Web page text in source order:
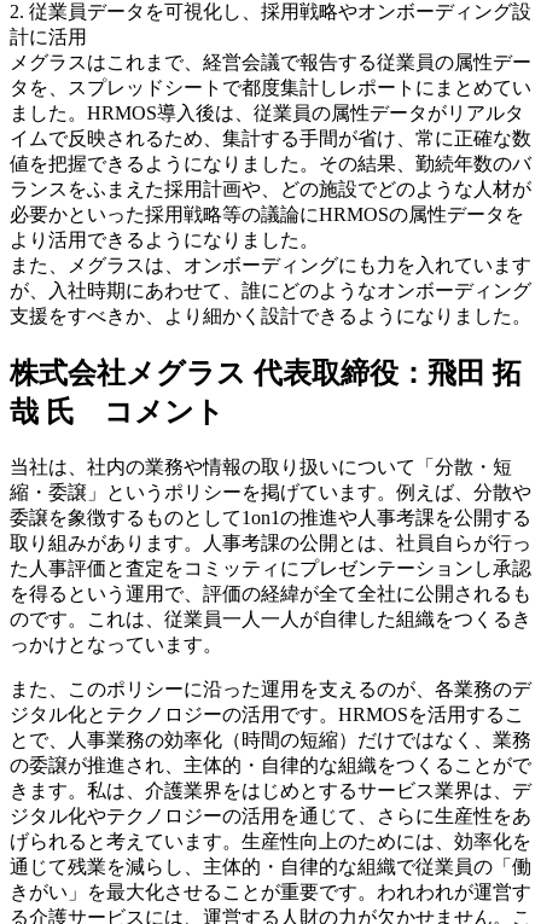
2. 従業員データを可視化し、採用戦略やオンボーディング設
計に活用
メグラスはこれまで、経営会議で報告する従業員の属性デー
タを、スプレッドシートで都度集計しレポートにまとめてい
ました。HRMOS導入後は、従業員の属性データがリアルタ
イムで反映されるため、集計する手間が省け、常に正確な数
値を把握できるようになりました。その結果、勤続年数のバ
ランスをふまえた採用計画や、どの施設でどのような人材が
必要かといった採用戦略等の議論にHRMOSの属性データを
より活用できるようになりました。
また、メグラスは、オンボーディングにも力を入れています
が、入社時期にあわせて、誰にどのようなオンボーディング
支援をすべきか、より細かく設計できるようになりました。
株式会社メグラス 代表取締役：飛田 拓
哉 氏 コメント
当社は、社内の業務や情報の取り扱いについて「分散・短
縮・委譲」というポリシーを掲げています。例えば、分散や
委譲を象徴するものとして1on1の推進や人事考課を公開する
取り組みがあります。人事考課の公開とは、社員自らが行っ
た人事評価と査定をコミッティにプレゼンテーションし承認
を得るという運用で、評価の経緯が全て全社に公開されるも
のです。これは、従業員一人一人が自律した組織をつくるき
っかけとなっています。
また、このポリシーに沿った運用を支えるのが、各業務のデ
ジタル化とテクノロジーの活用です。HRMOSを活用するこ
とで、人事業務の効率化（時間の短縮）だけではなく、業務
の委譲が推進され、主体的・自律的な組織をつくることがで
きます。私は、介護業界をはじめとするサービス業界は、デ
ジタル化やテクノロジーの活用を通じて、さらに生産性をあ
げられると考えています。生産性向上のためには、効率化を
通じて残業を減らし、主体的・自律的な組織で従業員の「働
きがい」を最大化させることが重要です。われわれが運営す
る介護サービスには、運営する人財の力が欠かせません。こ